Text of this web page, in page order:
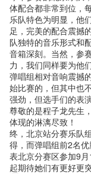
体配合都非常到位，
乐队特色为明显，他
足，完美的配合震撼
队独特的音乐形式和
音箱深刻。当然，参
力，我们同样要为他
弹唱组相对音响震撼
始比赛的，但其中也
强劲，但选手们的表
尊敬的是程子龙先生
体现的淋漓尽致！
终，北京站分赛乐队
得，而弹唱组前2名
表北京分赛区参加9
起期待她们有更好更